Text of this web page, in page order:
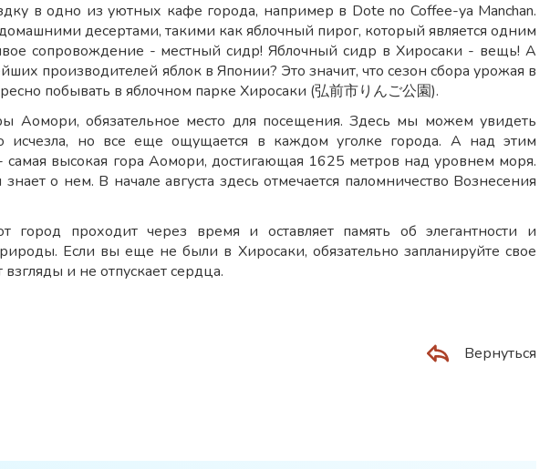
в одно из уютных кафе города, например в Dote no Coffee-ya Manchan.
десертами, такими как яблочный пирог, который является одним
сопровождение - местный сидр! Яблочный сидр в Хиросаки - вещь! А
производителей яблок в Японии? Это значит, что сезон сбора урожая в
побывать в яблочном парке Хиросаки (弘前市りんご公園).
Аомори, обязательное место для посещения. Здесь мы можем увидеть
исчезла, но все еще ощущается в каждом уголке города. А над этим
высокая гора Аомори, достигающая 1625 метров над уровнем моря.
о нем. В начале августа здесь отмечается паломничество Вознесения
город проходит через время и оставляет память об элегантности и
Если вы еще не были в Хиросаки, обязательно запланируйте свое
и не отпускает сердца.
Вернуться